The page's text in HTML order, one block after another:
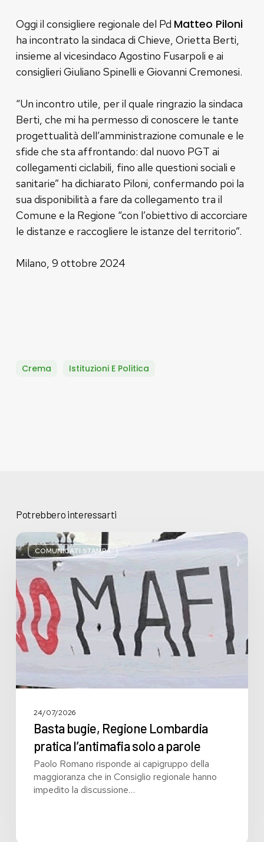
Oggi il consigliere regionale del Pd Matteo Piloni
ha incontrato la sindaca di Chieve, Orietta Berti,
insieme al vicesindaco Agostino Fusarpoli e ai
consiglieri Giuliano Spinelli e Giovanni Cremonesi.
“Un incontro utile, per il quale ringrazio la sindaca
Berti, che mi ha permesso di conoscere le tante
progettualità dell’amministrazione comunale e le
sfide che sta affrontando: dal nuovo PGT ai
collegamenti ciclabili, fino alle questioni sociali e
sanitarie” ha dichiarato Piloni, confermando poi la
sua disponibilità a fare da collegamento tra il
Comune e la Regione “con l’obiettivo di accorciare
le distanze e raccogliere le istanze del territorio”.
Milano, 9 ottobre 2024
Crema Istituzioni E Politica
Potrebbero interessarti
COMUNICATI STAMPA
Basta
bugie,
Regione
Lombardia
pratica
l’antimafia
solo
a
parole
24/07/2026
Basta bugie, Regione Lombardia
pratica l’antimafia solo a parole
Paolo Romano risponde ai capigruppo della
maggioranza che in Consiglio regionale hanno
impedito la discussione…